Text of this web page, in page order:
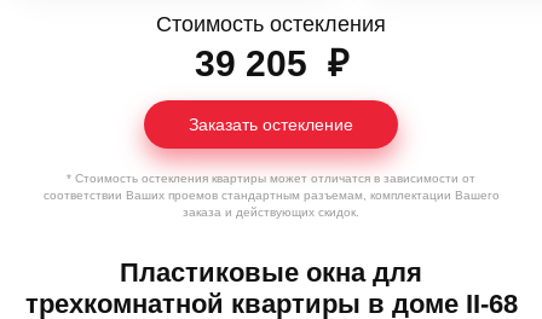
Стоимость остекления
39 205 ₽
Заказать остекление
* Стоимость остекления квартиры может отличатся в зависимости от
соответствии Ваших проемов стандартным разъемам, комплектации Вашего
заказа и действующих скидок.
Пластиковые окна для
трехкомнатной квартиры в доме II-68